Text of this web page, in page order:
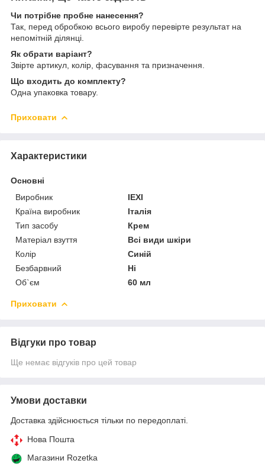
Чи потрібне пробне нанесення?
Так, перед обробкою всього виробу перевірте результат на
непомітній ділянці.
Як обрати варіант?
Звірте артикул, колір, фасування та призначення.
Що входить до комплекту?
Одна упаковка товару.
Приховати
Характеристики
Основні
Виробник
IEXI
Країна виробник
Італія
Тип засобу
Крем
Матеріал взуття
Всі види шкіри
Колір
Синій
Безбарвний
Ні
Об`єм
60 мл
Приховати
Відгуки про товар
Ще немає відгуків про цей товар
Умови доставки
Доставка здійснюється тільки по передоплаті.
Нова Пошта
Магазини Rozetka